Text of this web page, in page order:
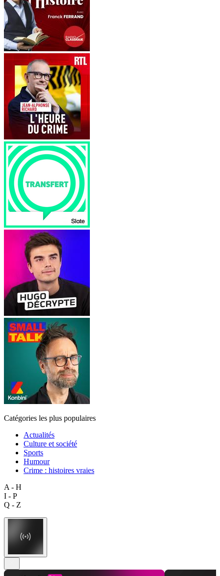
Catégories les plus populaires
Actualités
Culture et société
Sports
Humour
Crime : histoires vraies
A - H
I - P
Q - Z